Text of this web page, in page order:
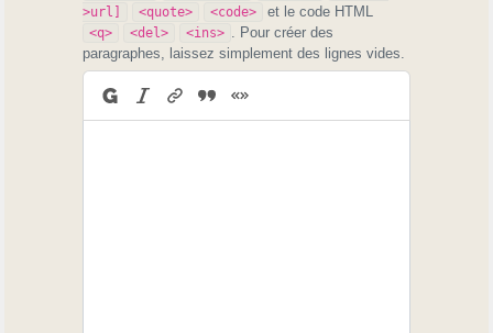
>url]
<quote> <code> et le code HTML
<q> <del> <ins>
. Pour créer des
paragraphes, laissez simplement des lignes vides.